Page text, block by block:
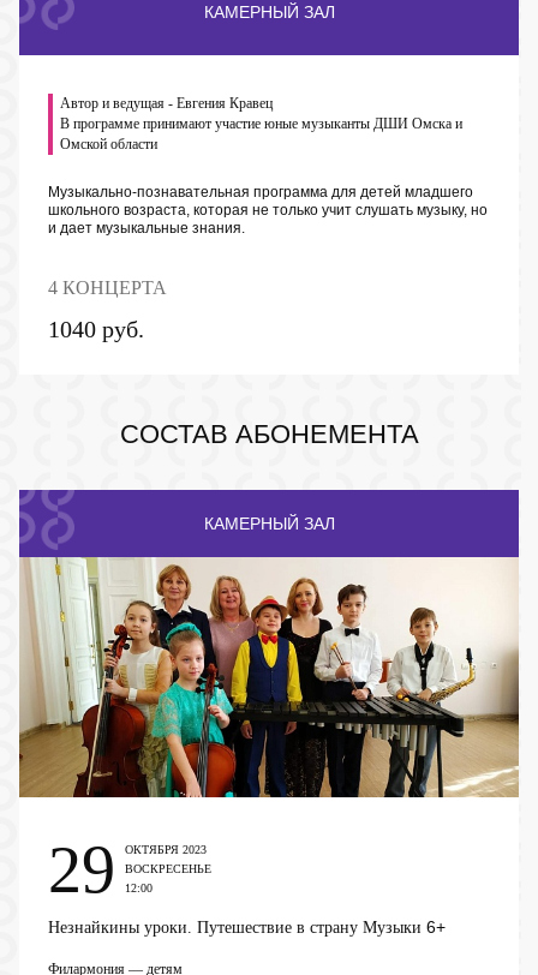
КАМЕРНЫЙ ЗАЛ
Автор и ведущая - Евгения Кравец
В программе принимают участие юные музыканты ДШИ Омска и
Омской области
Музыкально-познавательная программа для детей младшего
школьного возраста, которая не только учит слушать музыку, но
и дает музыкальные знания.
4 КОНЦЕРТА
1040 руб.
СОСТАВ АБОНЕМЕНТА
КАМЕРНЫЙ ЗАЛ
29
ОКТЯБРЯ 2023
ВОСКРЕСЕНЬЕ
12:00
Незнайкины уроки. Путешествие в страну Музыки 6+
Филармония — детям